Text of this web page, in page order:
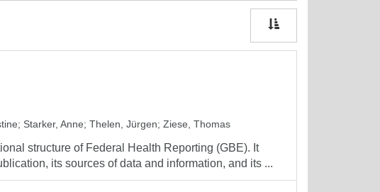
; Starker, Anne; Thelen, Jürgen; Ziese, Thomas
structure of Federal Health Reporting (GBE). It
its sources of data and information, and its ...